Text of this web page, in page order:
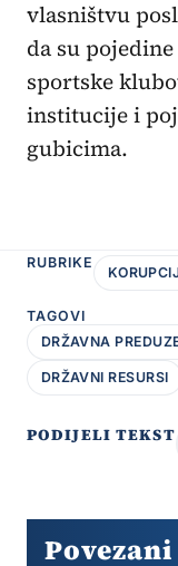
vlasništvu
da su
sportske
institucije i
gubicima.
RUBRIKE
TAGOVI
DRŽAVNA
DRŽAVNI RESURSI
PODIJELI TEKST